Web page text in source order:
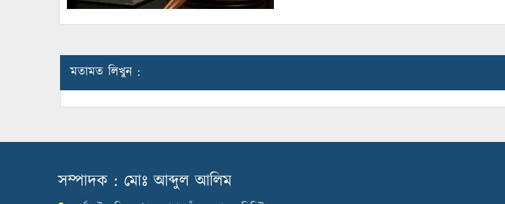
মতামত লিখুন :
সম্পাদক : মোঃ আব্দুল আলিম